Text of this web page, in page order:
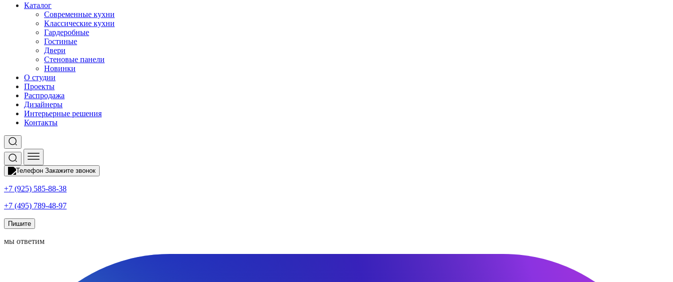
Каталог
Современные кухни
Классические кухни
Гардеробные
Гостиные
Двери
Стеновые панели
Новинки
О студии
Проекты
Распродажа
Дизайнеры
Интерьерные решения
Контакты
Закажите звонок
+7 (925) 585-88-38
+7 (495) 789-48-97
Пишите
мы ответим